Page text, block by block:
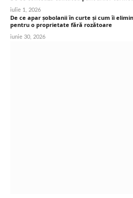
iulie 1, 2026
De ce apar șobolanii în curte și cum îi
pentru o proprietate fără rozătoare
iunie 30, 2026